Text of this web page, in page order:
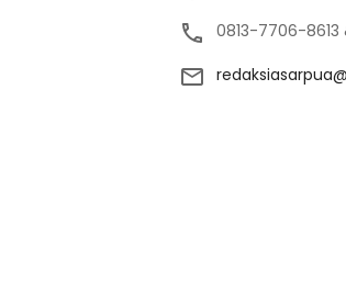
0813-7706-8613